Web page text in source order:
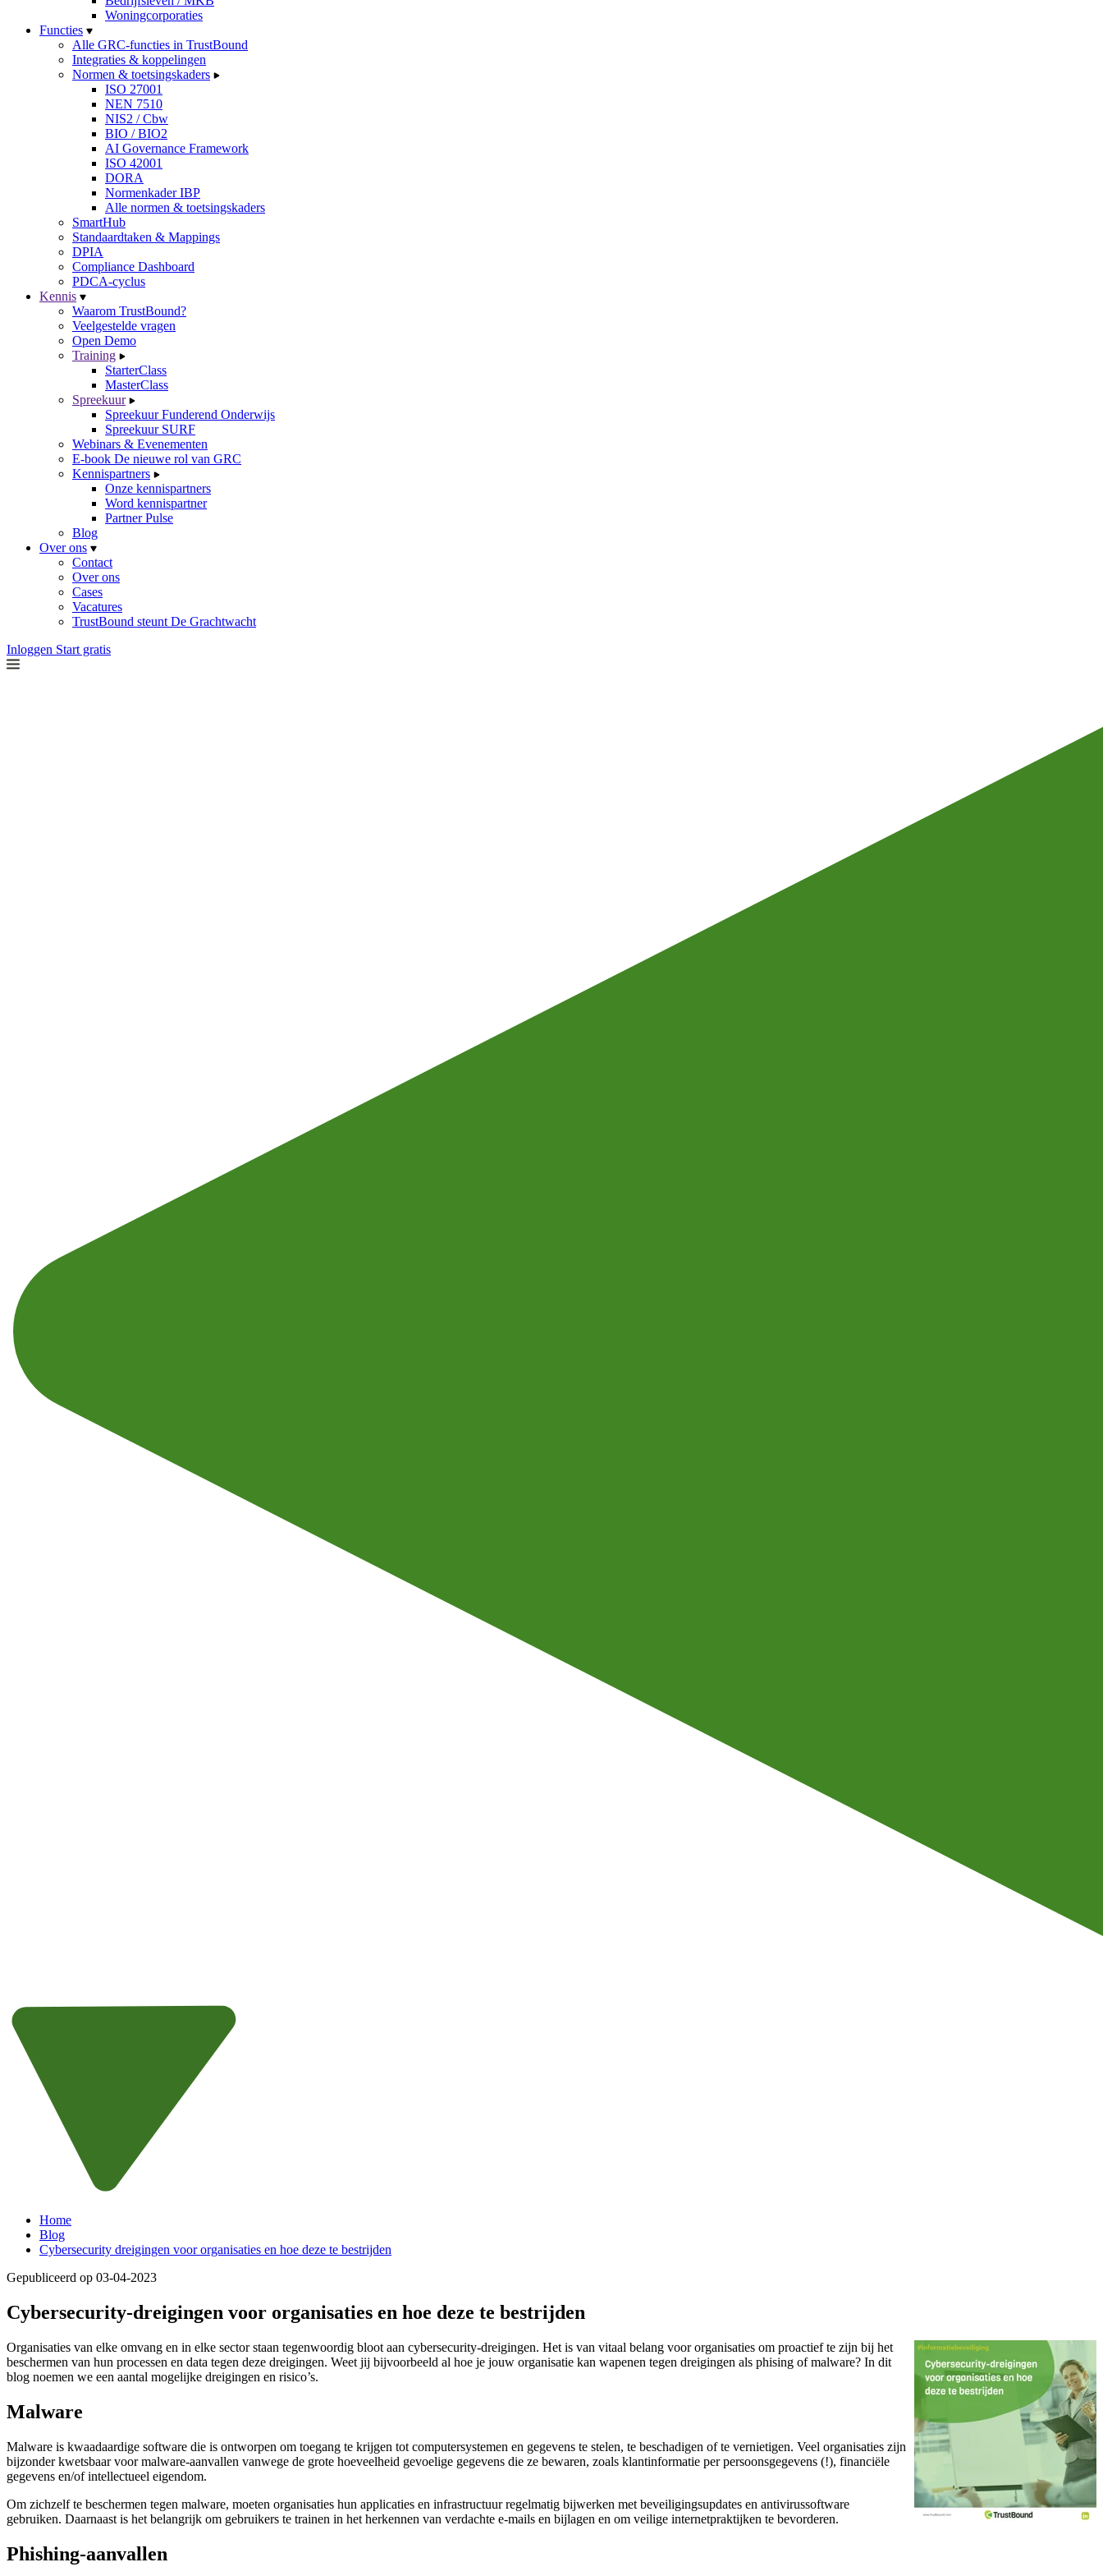
Woningcorporaties
Functies
Alle GRC-functies in TrustBound
Integraties & koppelingen
Normen & toetsingskaders
ISO 27001
NEN 7510
NIS2 / Cbw
BIO / BIO2
AI Governance Framework
ISO 42001
DORA
Normenkader IBP
Alle normen & toetsingskaders
SmartHub
Standaardtaken & Mappings
DPIA
Compliance Dashboard
PDCA-cyclus
Kennis
Waarom TrustBound?
Veelgestelde vragen
Open Demo
Training
StarterClass
MasterClass
Spreekuur
Spreekuur Funderend Onderwijs
Spreekuur SURF
Webinars & Evenementen
E-book De nieuwe rol van GRC
Kennispartners
Onze kennispartners
Word kennispartner
Partner Pulse
Blog
Over ons
Contact
Over ons
Cases
Vacatures
TrustBound steunt De Grachtwacht
Inloggen Start gratis
Home
Blog
Cybersecurity dreigingen voor organisaties en hoe deze te bestrijden
Gepubliceerd op 03-04-2023
Cybersecurity-dreigingen voor organisaties en hoe deze te bestrijden
Organisaties van elke omvang en in elke sector staan tegenwoordig bloot aan cybersecurity-dreigingen. Het is van vitaal belang voor organisaties om proactief te zijn bij het
beschermen van hun processen en data tegen deze dreigingen. Weet jij bijvoorbeeld al hoe je jouw organisatie kan wapenen tegen dreigingen als phising of malware? In dit
blog noemen we een aantal mogelijke dreigingen en risico’s.
Malware
Malware is kwaadaardige software die is ontworpen om toegang te krijgen tot computersystemen en gegevens te stelen, te beschadigen of te vernietigen. Veel organisaties zijn
bijzonder kwetsbaar voor malware-aanvallen vanwege de grote hoeveelheid gevoelige gegevens die ze bewaren, zoals klantinformatie per persoonsgegevens (!), financiële
gegevens en/of intellectueel eigendom.
Om zichzelf te beschermen tegen malware, moeten organisaties hun applicaties en infrastructuur regelmatig bijwerken met beveiligingsupdates en antivirussoftware
gebruiken. Daarnaast is het belangrijk om gebruikers te trainen in het herkennen van verdachte e-mails en bijlagen en om veilige internetpraktijken te bevorderen.
Phishing-aanvallen